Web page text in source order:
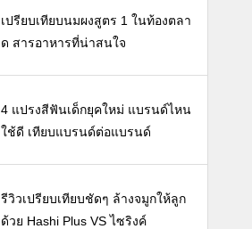
เปรียบเทียบนมผงสูตร 1 ในท้องตลา
ด สารอาหารที่น่าสนใจ
4 แปรงสีฟันเด็กยุคใหม่ แบรนด์ไหน
ใช้ดี เทียบแบรนด์ต่อแบรนด์
รีวิวเปรียบเทียบชัดๆ ล้างจมูกให้ลูก
ด้วย Hashi Plus VS ไซริงค์